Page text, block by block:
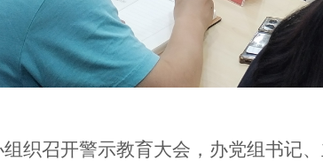
织召开警示教育大会，办党组书记